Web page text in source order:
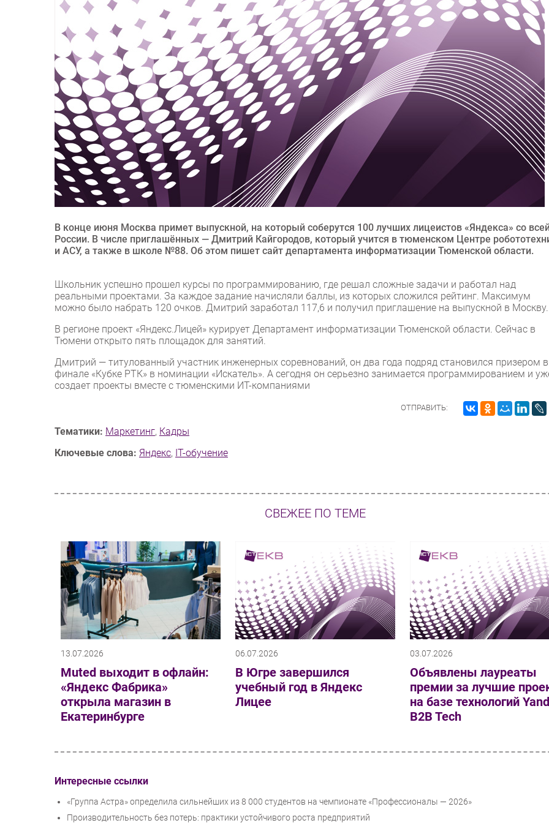
В конце июня Москва примет выпускной, на который соберутся 100 лучших лицеистов «Яндекса» со
России. В числе приглашённых — Дмитрий Кайгородов, который учится в тюменском Центре
и АСУ, а также в школе №88. Об этом пишет сайт департамента информатизации Тюменской области.
Школьник успешно прошел курсы по программированию, где решал сложные задачи и работал над
реальными проектами. За каждое задание начисляли баллы, из которых сложился рейтинг. Максимум
можно было набрать 120 очков. Дмитрий заработал 117,6 и получил приглашение на выпускной в
В регионе проект «Яндекс.Лицей» курирует Департамент информатизации Тюменской области. Сейчас в
Тюмени открыто пять площадок для занятий.
Дмитрий — титулованный участник инженерных соревнований, он два года подряд становился призером в
финале «Кубке РТК» в номинации «Искатель». А сегодня он серьезно занимается программированием и
создает проекты вместе с тюменскими ИТ-компаниями
ОТПРАВИТЬ:
Тематики: Маркетинг, Кадры
Ключевые слова: Яндекс, IT-обучение
СВЕЖЕЕ ПО ТЕМЕ
13.07.2026
Muted выходит в офлайн:
«Яндекс Фабрика»
открыла магазин в
Екатеринбурге
06.07.2026
В Югре завершился
учебный год в Яндекс
Лицее
03.07.2026
Объявлены лауреаты
премии за лучшие
на базе технологий
B2B Tech
Интересные ссылки
«Группа Астра» определила сильнейших из 8 000 студентов на чемпионате «Профессионалы — 2026»
Производительность без потерь: практики устойчивого роста предприятий